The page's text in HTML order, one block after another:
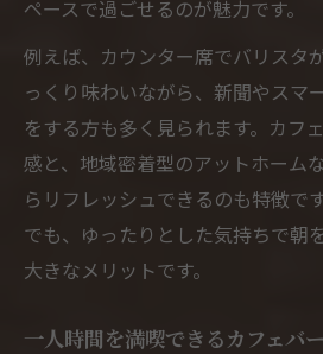
ペースで過ごせるのが魅力です。
例えば、カウンター席でバリスタ
っくり味わいながら、新聞やスマ
をする方も多く見られます。カフ
感と、地域密着型のアットホーム
らリフレッシュできるのも特徴で
でも、ゆったりとした気持ちで朝
大きなメリットです。
一人時間を満喫できるカフェバ